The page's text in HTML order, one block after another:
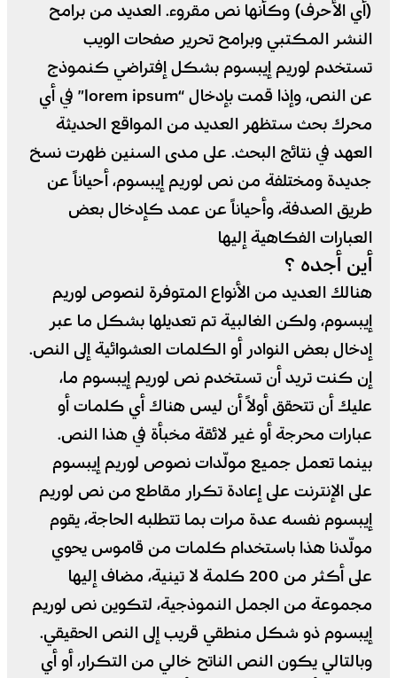
(أي الأحرف) وكأنها نص مقروء. العديد من برامح
النشر المكتبي وبرامح تحرير صفحات الويب
تستخدم لوريم إيبسوم بشكل إفتراضي كنموذج
عن النص، وإذا قمت بإدخال “lorem ipsum” في أي
محرك بحث ستظهر العديد من المواقع الحديثة
العهد في نتائج البحث. على مدى السنين ظهرت نسخ
جديدة ومختلفة من نص لوريم إيبسوم، أحياناً عن
طريق الصدفة، وأحياناً عن عمد كإدخال بعض
العبارات الفكاهية إليها
أين أجده ؟
هنالك العديد من الأنواع المتوفرة لنصوص لوريم
إيبسوم، ولكن الغالبية تم تعديلها بشكل ما عبر
إدخال بعض النوادر أو الكلمات العشوائية إلى النص.
إن كنت تريد أن تستخدم نص لوريم إيبسوم ما،
عليك أن تتحقق أولاً أن ليس هناك أي كلمات أو
عبارات محرجة أو غير لائقة مخبأة في هذا النص.
بينما تعمل جميع مولّدات نصوص لوريم إيبسوم
على الإنترنت على إعادة تكرار مقاطع من نص لوريم
إيبسوم نفسه عدة مرات بما تتطلبه الحاجة، يقوم
مولّدنا هذا باستخدام كلمات من قاموس يحوي
على أكثر من 200 كلمة لا تينية، مضاف إليها
مجموعة من الجمل النموذجية، لتكوين نص لوريم
إيبسوم ذو شكل منطقي قريب إلى النص الحقيقي.
وبالتالي يكون النص الناتح خالي من التكرار، أو أي